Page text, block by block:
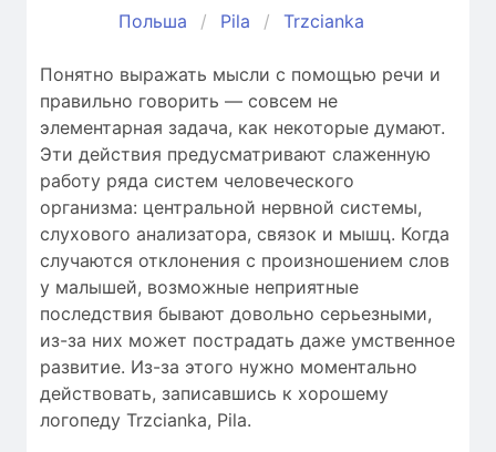
Польша Pila Trzcianka
Понятно выражать мысли с помощью речи и
правильно говорить — совсем не
элементарная задача, как некоторые думают.
Эти действия предусматривают слаженную
работу ряда систем человеческого
организма: центральной нервной системы,
слухового анализатора, связок и мышц. Когда
случаются отклонения c произношением слов
у малышей, возможные неприятные
последствия бывают довольно серьезными,
из-за них может пострадать даже умственное
развитие. Из-за этого нужно моментально
действовать, записавшись к хорошему
логопеду Trzcianka, Pila.